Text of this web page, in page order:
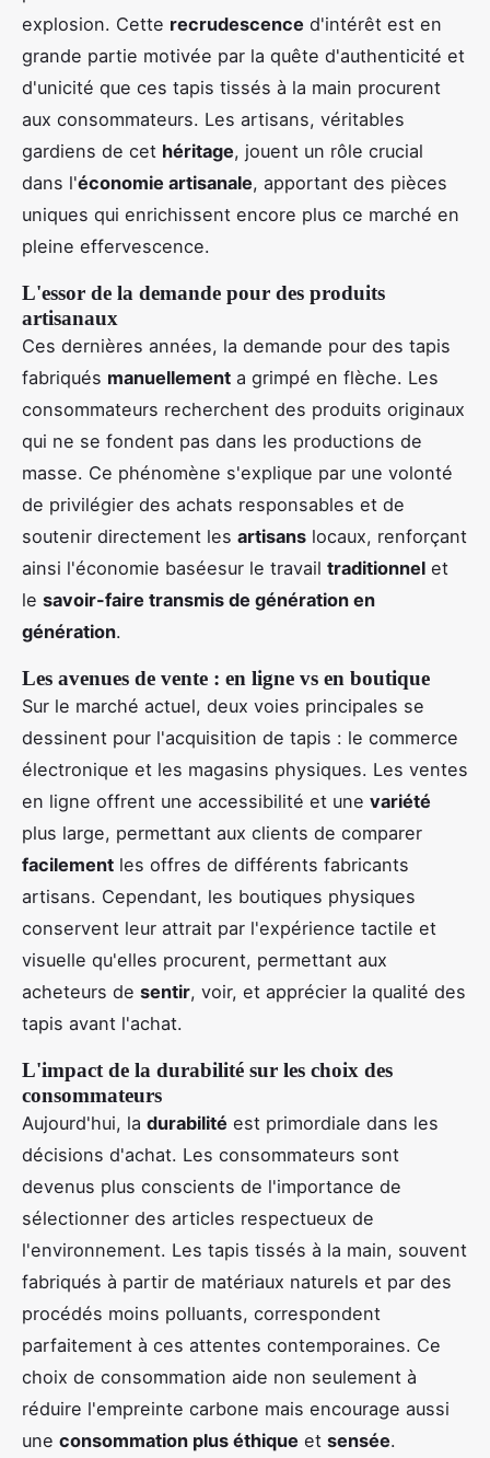
explosion. Cette recrudescence d'intérêt est en
grande partie motivée par la quête d'authenticité et
d'unicité que ces tapis tissés à la main procurent
aux consommateurs. Les artisans, véritables
gardiens de cet héritage, jouent un rôle crucial
dans l'économie artisanale, apportant des pièces
uniques qui enrichissent encore plus ce marché en
pleine effervescence.
L'essor de la demande pour des produits
artisanaux
Ces dernières années, la demande pour des tapis
fabriqués manuellement a grimpé en flèche. Les
consommateurs recherchent des produits originaux
qui ne se fondent pas dans les productions de
masse. Ce phénomène s'explique par une volonté
de privilégier des achats responsables et de
soutenir directement les artisans locaux, renforçant
ainsi l'économie baséesur le travail traditionnel et
le savoir-faire transmis de génération en
génération.
Les avenues de vente : en ligne vs en boutique
Sur le marché actuel, deux voies principales se
dessinent pour l'acquisition de tapis : le commerce
électronique et les magasins physiques. Les ventes
en ligne offrent une accessibilité et une variété
plus large, permettant aux clients de comparer
facilement les offres de différents fabricants
artisans. Cependant, les boutiques physiques
conservent leur attrait par l'expérience tactile et
visuelle qu'elles procurent, permettant aux
acheteurs de sentir, voir, et apprécier la qualité des
tapis avant l'achat.
L'impact de la durabilité sur les choix des
consommateurs
Aujourd'hui, la durabilité est primordiale dans les
décisions d'achat. Les consommateurs sont
devenus plus conscients de l'importance de
sélectionner des articles respectueux de
l'environnement. Les tapis tissés à la main, souvent
fabriqués à partir de matériaux naturels et par des
procédés moins polluants, correspondent
parfaitement à ces attentes contemporaines. Ce
choix de consommation aide non seulement à
réduire l'empreinte carbone mais encourage aussi
une consommation plus éthique et sensée.